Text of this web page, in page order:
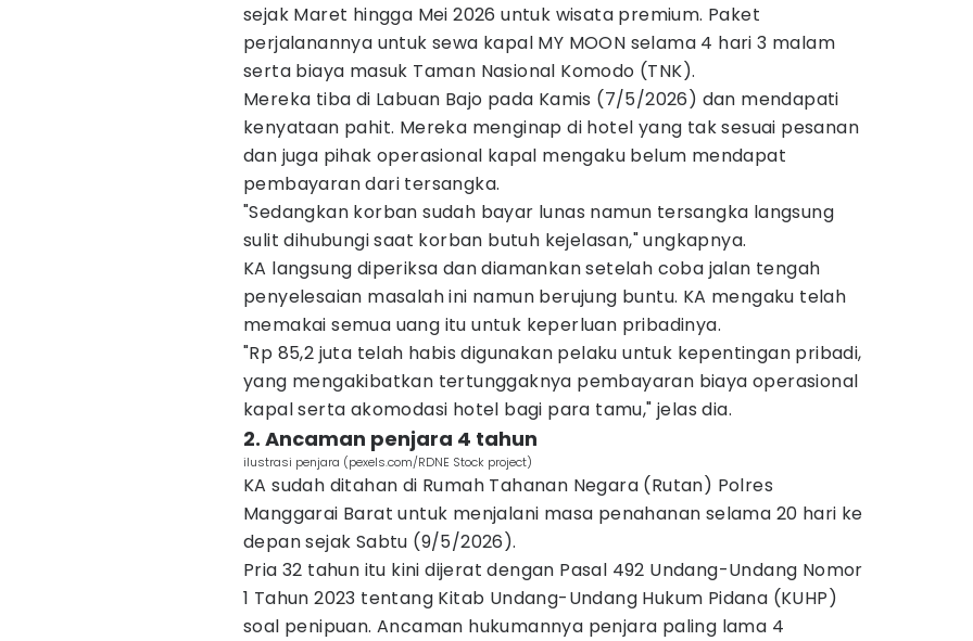
sejak Maret hingga Mei 2026 untuk wisata premium. Paket
perjalanannya untuk sewa kapal MY MOON selama 4 hari 3 malam
serta biaya masuk Taman Nasional Komodo (TNK).
Mereka tiba di Labuan Bajo pada Kamis (7/5/2026) dan mendapati
kenyataan pahit. Mereka menginap di hotel yang tak sesuai pesanan
dan juga pihak operasional kapal mengaku belum mendapat
pembayaran dari tersangka.
"Sedangkan korban sudah bayar lunas namun tersangka langsung
sulit dihubungi saat korban butuh kejelasan," ungkapnya.
KA langsung diperiksa dan diamankan setelah coba jalan tengah
penyelesaian masalah ini namun berujung buntu. KA mengaku telah
memakai semua uang itu untuk keperluan pribadinya.
"Rp 85,2 juta telah habis digunakan pelaku untuk kepentingan pribadi,
yang mengakibatkan tertunggaknya pembayaran biaya operasional
kapal serta akomodasi hotel bagi para tamu," jelas dia.
2. Ancaman penjara 4 tahun
ilustrasi penjara (pexels.com/RDNE Stock project)
KA sudah ditahan di Rumah Tahanan Negara (Rutan) Polres
Manggarai Barat untuk menjalani masa penahanan selama 20 hari ke
depan sejak Sabtu (9/5/2026).
Pria 32 tahun itu kini dijerat dengan Pasal 492 Undang-Undang Nomor
1 Tahun 2023 tentang Kitab Undang-Undang Hukum Pidana (KUHP)
soal penipuan. Ancaman hukumannya penjara paling lama 4